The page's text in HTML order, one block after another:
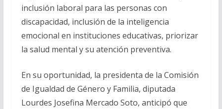
inclusión laboral para las personas con
discapacidad, inclusión de la inteligencia
emocional en instituciones educativas, priorizar
la salud mental y su atención preventiva.
En su oportunidad, la presidenta de la Comisión
de Igualdad de Género y Familia, diputada
Lourdes Josefina Mercado Soto, anticipó que